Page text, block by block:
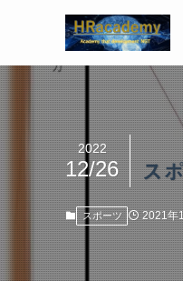
ス
2022
12/26
スポーツ 2021年